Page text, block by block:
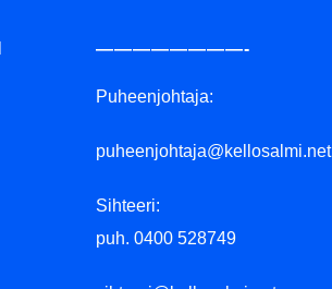
————————-
Puheenjohtaja:
puheenjohtaja@kellosalmi.net
Sihteeri:
puh. 0400 528749